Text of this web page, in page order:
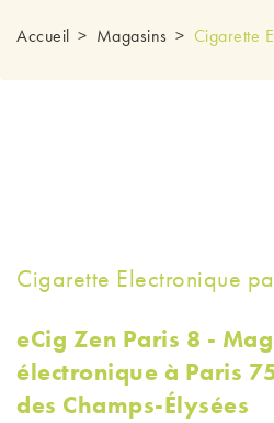
Accueil Magasins Cigarette
Cigarette Electronique
eCig Zen Paris 8 -
électronique à Paris
des Champs-Élysées